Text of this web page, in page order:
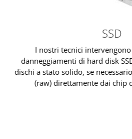
SSD
I nostri tecnici
danneggiamenti di hard disk
dischi a stato solido, se
(raw) direttamente dai chip